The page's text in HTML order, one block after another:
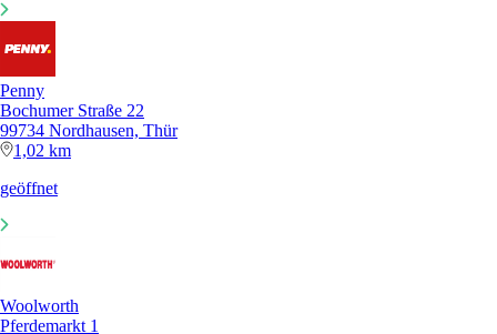
Penny
Bochumer Straße 22
99734 Nordhausen, Thür
1,02 km
geöffnet
Woolworth
Pferdemarkt 1